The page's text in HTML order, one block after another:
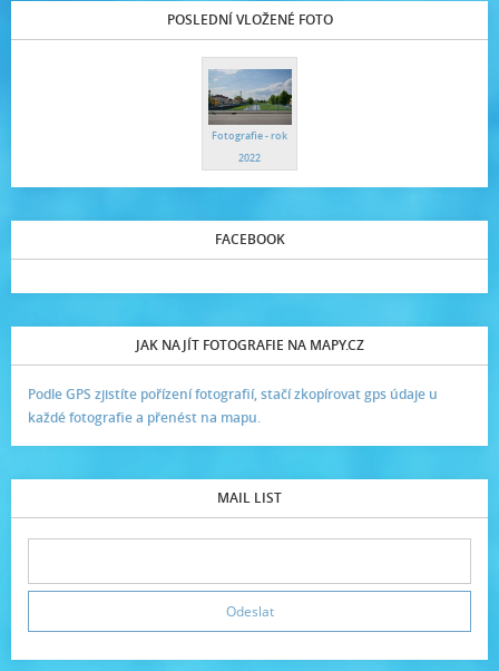
POSLEDNÍ VLOŽENÉ FOTO
Fotografie - rok
2022
FACEBOOK
JAK NAJÍT FOTOGRAFIE NA MAPY.CZ
Podle GPS zjistíte pořízení fotografií, stačí zkopírovat gps údaje u
každé fotografie a přenést na mapu.
MAIL LIST